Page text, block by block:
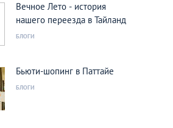
Вечное Лето - история
нашего переезда в Тайланд
БЛОГИ
Бьюти-шопинг в Паттайе
БЛОГИ